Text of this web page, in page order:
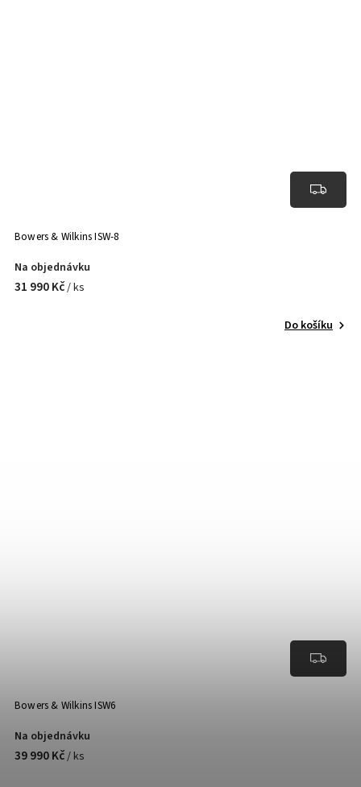
Bowers & Wilkins ISW-8
Na objednávku
31 990 Kč/ ks
Do košíku
Bowers & Wilkins ISW6
Na objednávku
39 990 Kč/ ks